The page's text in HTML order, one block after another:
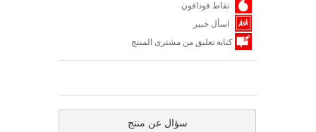
نقاط فودافون
اسأل خبير
كتابة تعليق من مشترى المنتج
سؤال عن منتج